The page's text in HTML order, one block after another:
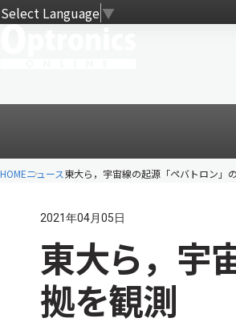
Select Language▼
HOMEニュース東大ら，宇宙線の起源「ペバトロン」
2021年04月05日
東大ら，宇
拠を観測